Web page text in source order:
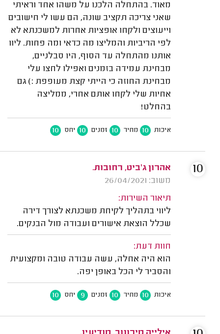
מאוד. בהתחלה הלכנו על משהו אחד וראיתי
שאני צריכה תקציב שונה, הם עשו לי חישובים
וייעוצים ולקחו אופציות אחרות למשכנתא לא
לפי הריביות והמליצו מה כדאי ומה פחות. ליוו
אותנו מהתחלה עד הסוף, היו סבלניים,
מבחינת עמידה בזמנים ואפילו לחצו עלי
מבחינת החוזה כי הייתי קצת מעופפת :) גם
אחיות שלי לקחו אותם אחרי, ממליצה
בהחלט!
איכות 10 מחיר 10 זמנים 10 יחס 10
אהרון ג'ביט, רחובות.
משוב: 26/04/2021
תיאור השירות:
ליווי בתהליך לקיחת משכנתא לצורך דירה
שכלל הוצאת אישורים ועבודה מול הבנקים.
חוות דעת:
הוא היה אחלה, עשה עבודה טובה ומקצועית
והסביר לי הכל באופן יפה.
איכות 10 מחיר 10 זמנים 9 יחס 10
10